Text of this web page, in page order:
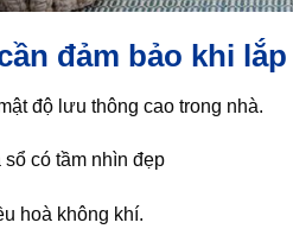
đảm bảo khi
độ lưu thông cao trong nhà.
có tầm nhìn đẹp
hoà không khí.